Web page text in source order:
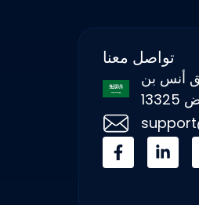
تواصل معنا
طريق أنس بن